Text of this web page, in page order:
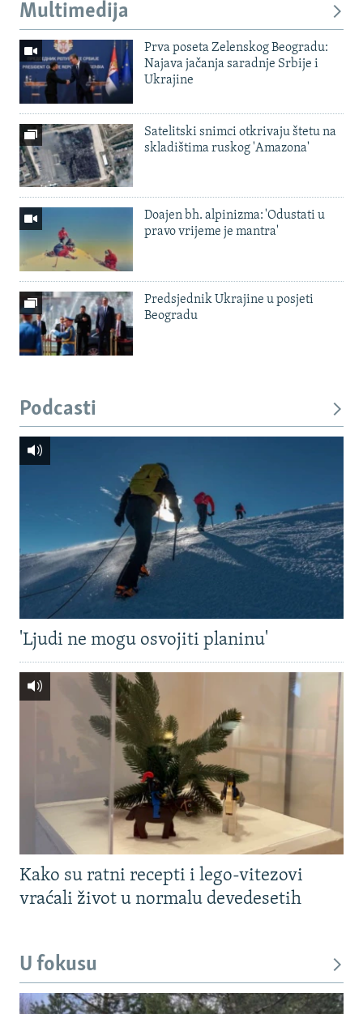
Multimedija
Prva poseta Zelenskog Beogradu:
Najava jačanja saradnje Srbije i
Ukrajine
Satelitski snimci otkrivaju štetu na
skladištima ruskog 'Amazona'
Doajen bh. alpinizma: 'Odustati u
pravo vrijeme je mantra'
Predsjednik Ukrajine u posjeti
Beogradu
Podcasti
'Ljudi ne mogu osvojiti planinu'
Kako su ratni recepti i lego-vitezovi
vraćali život u normalu devedesetih
U fokusu